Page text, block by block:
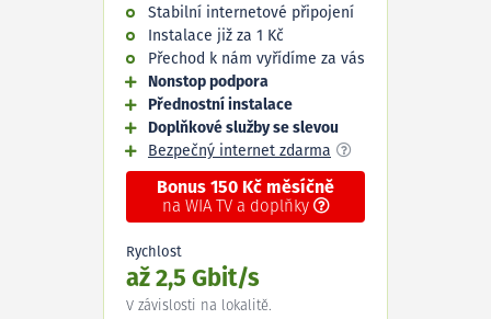
Stabilní internetové připojení
Instalace již za 1 Kč
Přechod k nám vyřídíme za vás
Nonstop podpora
Přednostní instalace
Doplňkové služby se slevou
Bezpečný internet zdarma
Bonus 150 Kč měsíčně
na WIA TV a doplňky
Rychlost
až 2,5 Gbit/s
V závislosti na lokalitě.